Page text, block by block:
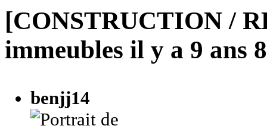
[CONSTRUCTION /
immeubles il y a 9 ans
benjj14